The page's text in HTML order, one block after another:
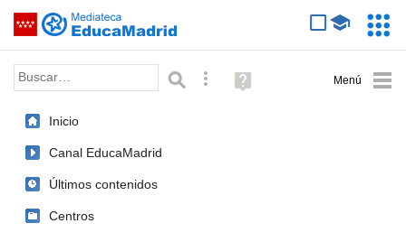
Saltar navegación
Palabra o frase: Búsqueda avanzada
Ayuda
(en
Inicio
Canal EducaMadrid
Últimos contenidos
Centros